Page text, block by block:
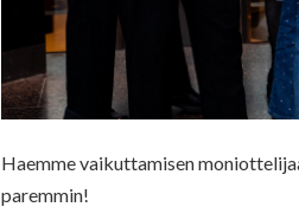
Haemme vaikuttamisen
paremmin!